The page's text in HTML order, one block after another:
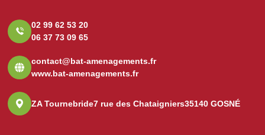
02 99 62 53 20
06 37 73 09 65
contact@bat-amenagements.fr
www.bat-amenagements.fr
ZA Tournebride7 rue des Chataigniers35140 GOSNÉ